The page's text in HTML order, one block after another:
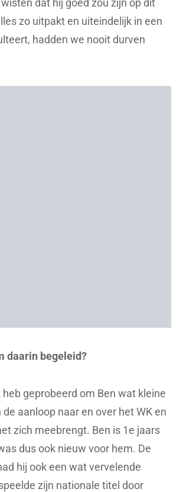
dat hij goed zou zijn op dit
zo uitpakt en uiteindelijk in een
hadden we nooit durven
daarin begeleid?
heb geprobeerd om Ben wat kleine
aanloop naar en over het WK en
zich meebrengt. Ben is 1e jaars
dus ook nieuw voor hem. De
hij ook een wat vervelende
zijn nationale titel door